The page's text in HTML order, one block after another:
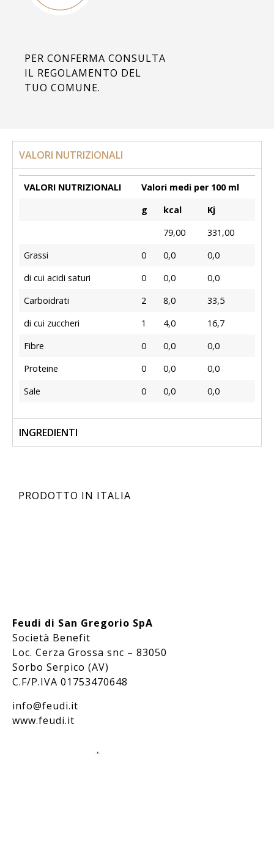
PER CONFERMA CONSULTA
IL REGOLAMENTO DEL
TUO COMUNE.
VALORI NUTRIZIONALI
VALORI NUTRIZIONALI
Valori medi per 100 ml
g
kcal
Kj
79,00
331,00
Grassi
0 0,0
0,0
di cui acidi saturi
0 0,0
0,0
Carboidrati
2 8,0
33,5
di cui zuccheri
1 4,0
16,7
Fibre
0 0,0
0,0
Proteine
0 0,0
0,0
Sale
0 0,0 0,0
INGREDIENTI
PRODOTTO IN ITALIA
Feudi di San Gregorio SpA
Società Benefit
Loc. Cerza Grossa snc – 83050
Sorbo Serpico (AV)
C.F/P.IVA 01753470648
info@feudi.it
www.feudi.it